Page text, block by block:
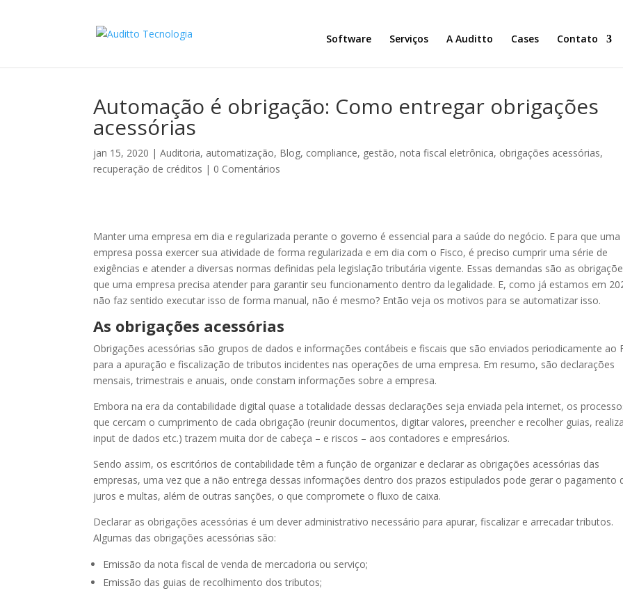
Software Serviços A Auditto Cases Contato
Automação é obrigação: Como entregar obrigações
acessórias
jan 15, 2020 |Auditoria, automatização, Blog, compliance, gestão,nota fiscal eletrônica, obrigações acessórias,
recuperação de créditos | 0 Comentários
Manter uma empresa em dia e regularizada perante o governo é essencial para a saúde do negócio. E para que uma
empresa possa exercer sua atividade de forma regularizada e em dia com o Fisco, é preciso cumprir uma série de
exigências e atender a diversas normas definidas pela legislação tributária vigente. Essas demandas são as
que uma empresa precisa atender para garantir seu funcionamento dentro da legalidade. E, como já estamos em
não faz sentido executar isso de forma manual, não é mesmo? Então veja os motivos para se automatizar isso.
As obrigações acessórias
Obrigações acessórias são grupos de dados e informações contábeis e fiscais que são enviados periodicamente ao
para a apuração e fiscalização de tributos incidentes nas operações de uma empresa. Em resumo, são declarações
mensais, trimestrais e anuais, onde constam informações sobre a empresa.
Embora na era da contabilidade digital quase a totalidade dessas declarações seja enviada pela internet, os
que cercam o cumprimento de cada obrigação (reunir documentos, digitar valores, preencher e recolher guias,
input de dados etc.) trazem muita dor de cabeça – e riscos – aos contadores e empresários.
Sendo assim, os escritórios de contabilidade têm a função de organizar e declarar as obrigações acessórias das
empresas, uma vez que a não entrega dessas informações dentro dos prazos estipulados pode gerar o pagamento
juros e multas, além de outras sanções, o que compromete o fluxo de caixa.
Declarar as obrigações acessórias é um dever administrativo necessário para apurar, fiscalizar e arrecadar tributos.
Algumas das obrigações acessórias são:
Emissão da nota fiscal de venda de mercadoria ou serviço;
Emissão das guias de recolhimento dos tributos;